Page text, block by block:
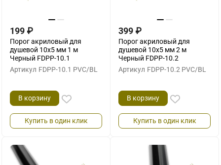
199 ₽
Порог акриловый для
душевой 10х5 мм 1 м
Черный FDPP-10.1
Артикул FDPP-10.1 PVC/BL
В корзину
Купить в один клик
399 ₽
Порог акриловый для
душевой 10х5 мм 2 м
Черный FDPP-10.2
Артикул FDPP-10.2 PVC/BL
В корзину
Купить в один клик